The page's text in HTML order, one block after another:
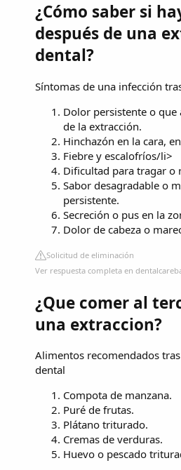
¿Cómo saber si
después de una
dental?
Síntomas de una infección
Dolor persistente o que
de la extracción.
Hinchazón en la cara,
Fiebre y escalofríos/li>
Dificultad para tragar o
Sabor desagradable o
persistente.
Secreción o pus en la
Dolor de cabeza o
Solicitud de eliminación
Ver respuesta completa en
¿Que comer al
una extraccion?
Alimentos recomendados
dental
Compota de manzana.
Puré de frutas.
Plátano triturado.
Cremas de verduras.
Huevo o pescado